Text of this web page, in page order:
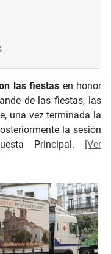
las fiestas en honor
de las fiestas, las
una vez terminada la
la sesión
Principal.
[Ver